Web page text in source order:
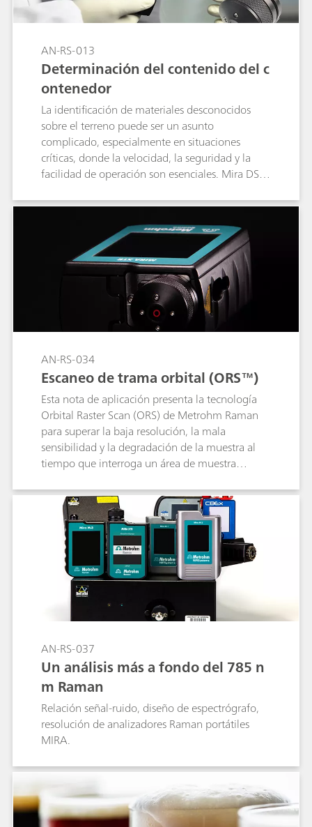
AN-RS-013
Determinación del contenido del c
ontenedor
La identificación de materiales desconocidos
sobre el terreno puede ser un asunto
complicado, especialmente en situaciones
críticas, donde la velocidad, la seguridad y la
facilidad de operación son esenciales. Mira DS,
Raman y el accesorio universal inteligente (iUA)
brindan al usuario capacidades automatizadas
de identificación de contenido. Content ID logra
a través de la identificación de contenedores de
materiales desconocidos de forma rápida, fácil y
AN-RS-034
Escaneo de trama orbital (ORS™)
Esta nota de aplicación presenta la tecnología
Orbital Raster Scan (ORS) de Metrohm Raman
para superar la baja resolución, la mala
sensibilidad y la degradación de la muestra al
tiempo que interroga un área de muestra
AN-RS-037
Un análisis más a fondo del 785 n
m Raman
Relación señal-ruido, diseño de espectrógrafo,
resolución de analizadores Raman portátiles
MIRA.